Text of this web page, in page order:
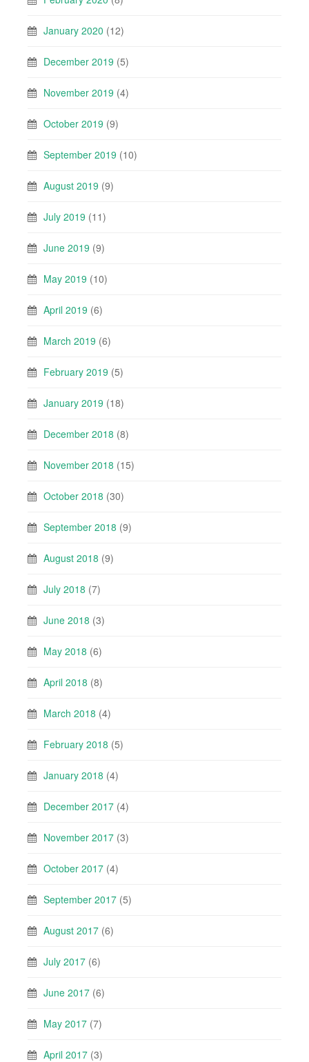
January 2020 (12)
December 2019 (5)
November 2019 (4)
October 2019 (9)
September 2019 (10)
August 2019 (9)
July 2019 (11)
June 2019 (9)
May 2019 (10)
April 2019 (6)
March 2019 (6)
February 2019 (5)
January 2019 (18)
December 2018 (8)
November 2018 (15)
October 2018 (30)
September 2018 (9)
August 2018 (9)
July 2018 (7)
June 2018 (3)
May 2018 (6)
April 2018 (8)
March 2018 (4)
February 2018 (5)
January 2018 (4)
December 2017 (4)
November 2017 (3)
October 2017 (4)
September 2017 (5)
August 2017 (6)
July 2017 (6)
June 2017 (6)
May 2017 (7)
April 2017 (3)